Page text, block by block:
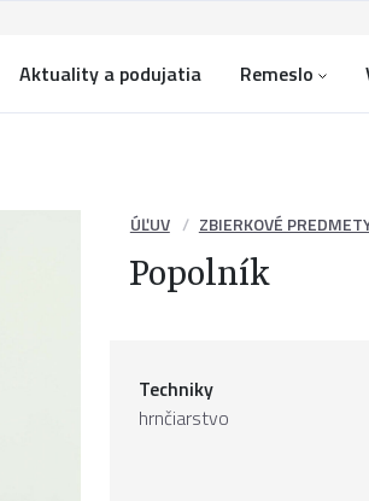
Aktuality a podujatia Remeslo
ÚĽUV ZBIERKOVÉ
Popolník
Techniky
hrnčiarstvo